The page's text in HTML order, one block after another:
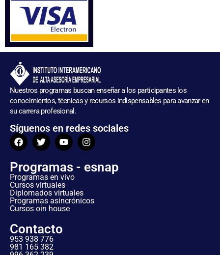
Nuestros programas buscan enseñar a los participantes los
conocimientos, técnicas y recursos indispensables para avanzar en
su carrera profesional.
Síguenos en redes sociales
Programas - esnap
Programas en vivo
Cursos virtuales
Diplomados virtuales
Programas asincrónicos
Cursos oin house
Contacto
953 938 776
981 165 382